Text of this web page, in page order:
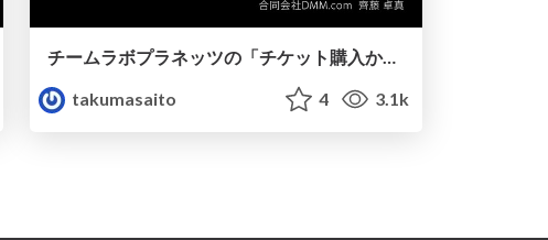
チームラボプラネッツの「チケット購入から入場まで」の体験設計
takumasaito
4 3.1k